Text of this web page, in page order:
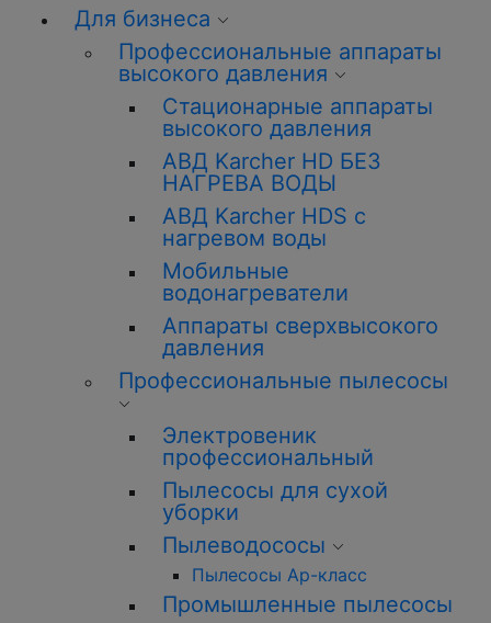
Для бизнеса
Профессиональные аппараты
высокого давления
Стационарные аппараты
высокого давления
АВД Karcher HD БЕЗ
НАГРЕВА ВОДЫ
АВД Karcher HDS с
нагревом воды
Мобильные
водонагреватели
Аппараты сверхвысокого
давления
Профессиональные пылесосы
Электровеник
профессиональный
Пылесосы для сухой
уборки
Пылеводососы
Пылесосы Ар-класс
Промышленные пылесосы